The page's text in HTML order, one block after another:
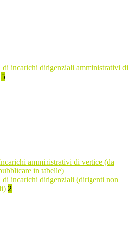
di incarichi dirigenziali amministrativi di
5
amministrativi di vertice (da
in tabelle)
di incarichi dirigenziali (dirigenti non
2